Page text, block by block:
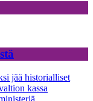
jää historialliset
kassa